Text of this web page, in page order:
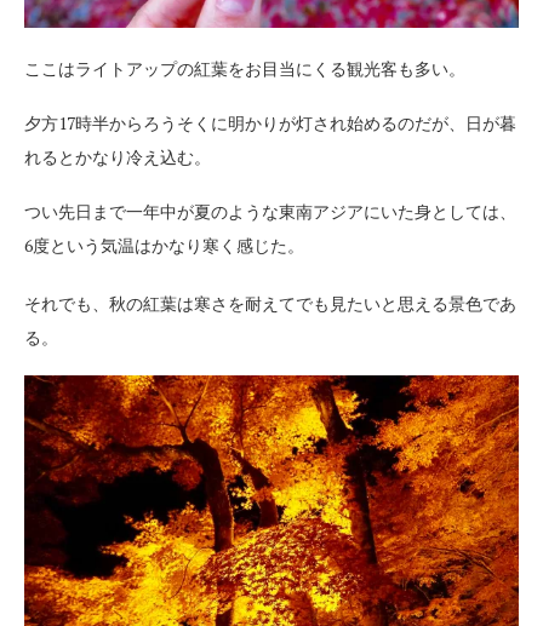
ここはライトアップの紅葉をお目当にくる観光客も多い。
夕方17時半からろうそくに明かりが灯され始めるのだが、日が暮
れるとかなり冷え込む。
つい先日まで一年中が夏のような東南アジアにいた身としては、
6度という気温はかなり寒く感じた。
それでも、秋の紅葉は寒さを耐えてでも見たいと思える景色であ
る。